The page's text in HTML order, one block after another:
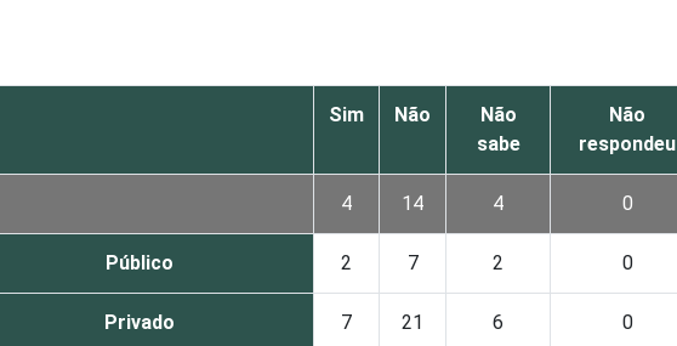
Sim Não
Não
sabe
Não
respondeu
4 14 4 0
Público 2 7 2 0
Privado 7 21 6 0